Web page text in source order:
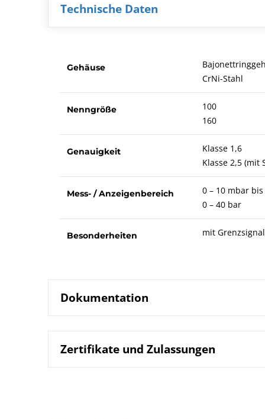
Technische Daten
Gehäuse
CrNi-Stahl
Nenngröße
100
160
Genauigkeit
Klasse 1,6
Klasse 2,5 (mit
Mess- / Anzeigenbereich
0 – 10 mbar bis
0 – 40 bar
Besonderheiten mit
Dokumentation
Datenblatt 3201.90
Zertifikate und Zulassungen